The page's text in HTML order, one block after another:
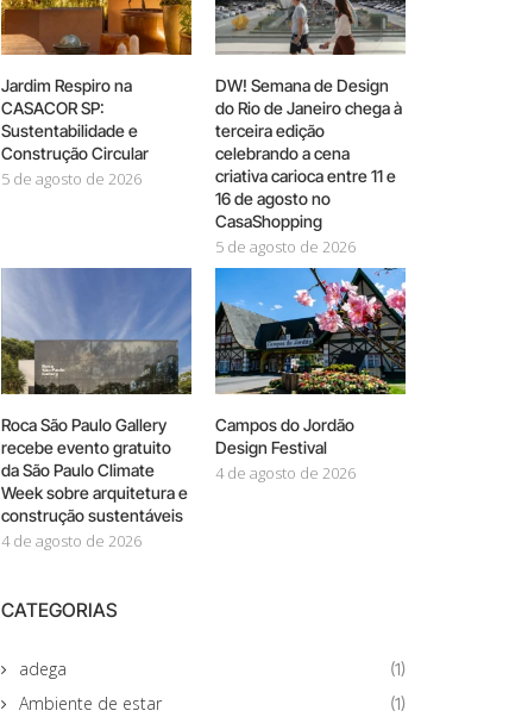
Jardim Respiro na
CASACOR SP:
Sustentabilidade e
Construção Circular
5 de agosto de 2026
DW! Semana de Design
do Rio de Janeiro chega à
terceira edição
celebrando a cena
criativa carioca entre 11 e
16 de agosto no
CasaShopping
5 de agosto de 2026
Roca São Paulo Gallery
recebe evento gratuito
da São Paulo Climate
Week sobre arquitetura e
construção sustentáveis
4 de agosto de 2026
Campos do Jordão
Design Festival
4 de agosto de 2026
CATEGORIAS
adega (1)
Ambiente de estar (1)